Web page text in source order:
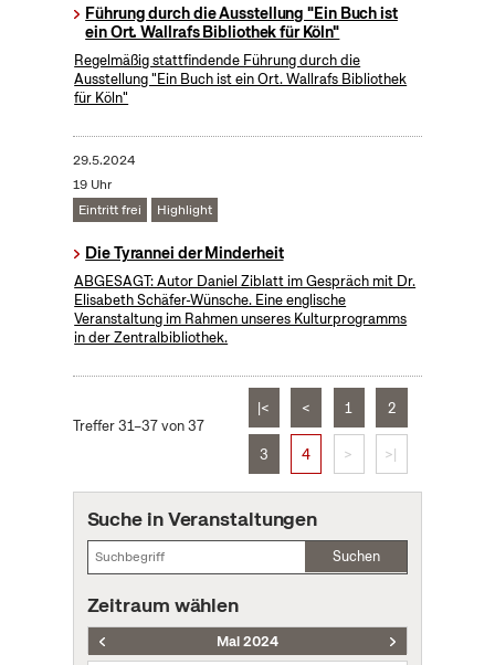
Führung durch die Ausstellung "Ein Buch ist
ein Ort. Wallrafs Bibliothek für Köln"
Regelmäßig stattfindende Führung durch die
Ausstellung "Ein Buch ist ein Ort. Wallrafs Bibliothek
für Köln"
29.5.2024
19 Uhr
Eintritt frei
Highlight
Die Tyrannei der Minderheit
ABGESAGT: Autor Daniel Ziblatt im Gespräch mit Dr.
Elisabeth Schäfer-Wünsche. Eine englische
Veranstaltung im Rahmen unseres Kulturprogramms
in der Zentralbibliothek.
Treffer 31–37 von 37
|< < 1 2
3 4 > >|
Suche in Veranstaltungen
Suchen
Zeitraum wählen
Mai 2024